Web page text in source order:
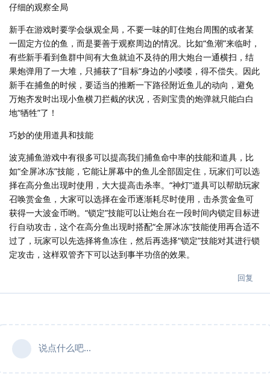
仔细的观察全局
新手在游戏时要学会纵观全局，不要一味的盯住炮台周围的或者某
一固定方位的鱼，而是要善于观察周边的情况。比如“鱼潮”来临时，
有些新手看到鱼群中间有大鱼就迫不及待的用大炮台一通横扫，结
果炮弹用了一大堆，只捕获了“目标”身边的小喽喽，得不偿失。因此
新手在捕鱼的时候，要适当的推断一下路径附近鱼儿的动向，避免
万炮齐发时出现小鱼横刀拦截的状况，否则宝贵的炮弹就只能白白
地“牺牲”了！
巧妙的使用道具和技能
波克捕鱼游戏中有很多可以提高我们捕鱼命中率的技能和道具，比
如“全屏冰冻”技能，它能让屏幕中的鱼儿全部固定住，玩家们可以选
择在高分鱼出现时使用，大大提高击杀率。“神灯”道具可以帮助玩家
召唤赏金鱼，大家可以选择在金币逐渐耗尽时使用，击杀赏金鱼可
获得一大波金币哟。“锁定”技能可以让炮台在一段时间内锁定目标进
行自动攻击，这个在高分鱼出现时搭配“全屏冰冻”技能使用再合适不
过了，玩家可以先选择将鱼冻住，然后再选择“锁定”技能对其进行锁
定攻击，这样双管齐下可以达到事半功倍的效果。
回复
说点什么吧...